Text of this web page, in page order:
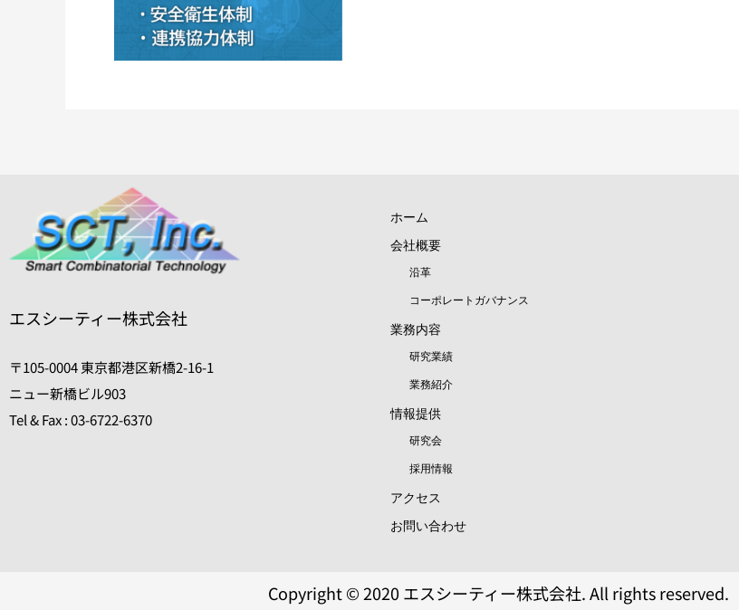
エスシーティー株式会社
〒105-0004 東京都港区新橋2-16-1
ニュー新橋ビル903
Tel & Fax : 03-6722-6370
ホーム
会社概要
沿革
コーポレートガバナンス
業務内容
研究業績
業務紹介
情報提供
研究会
採用情報
アクセス
お問い合わせ
Copyright © 2020 エスシーティー株式会社. All rights reserved.